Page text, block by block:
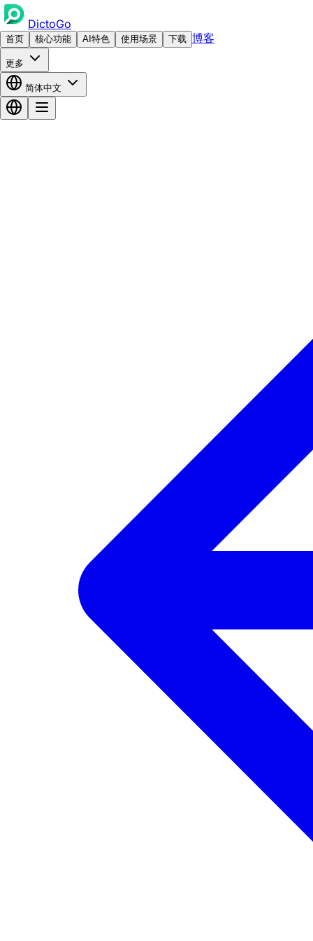
DictoGo
首页 核心功能 AI特色 使用场景 下载 博客
更多
简体中文